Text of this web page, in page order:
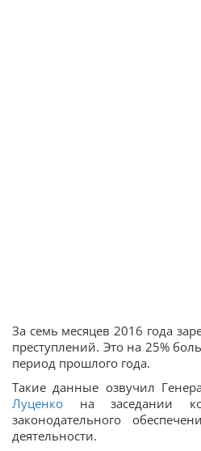
За семь месяцев 2016 года
преступлений. Это на 25%
период прошлого года.
Такие данные озвучил
Луценко на заседании
законодательного
деятельности.